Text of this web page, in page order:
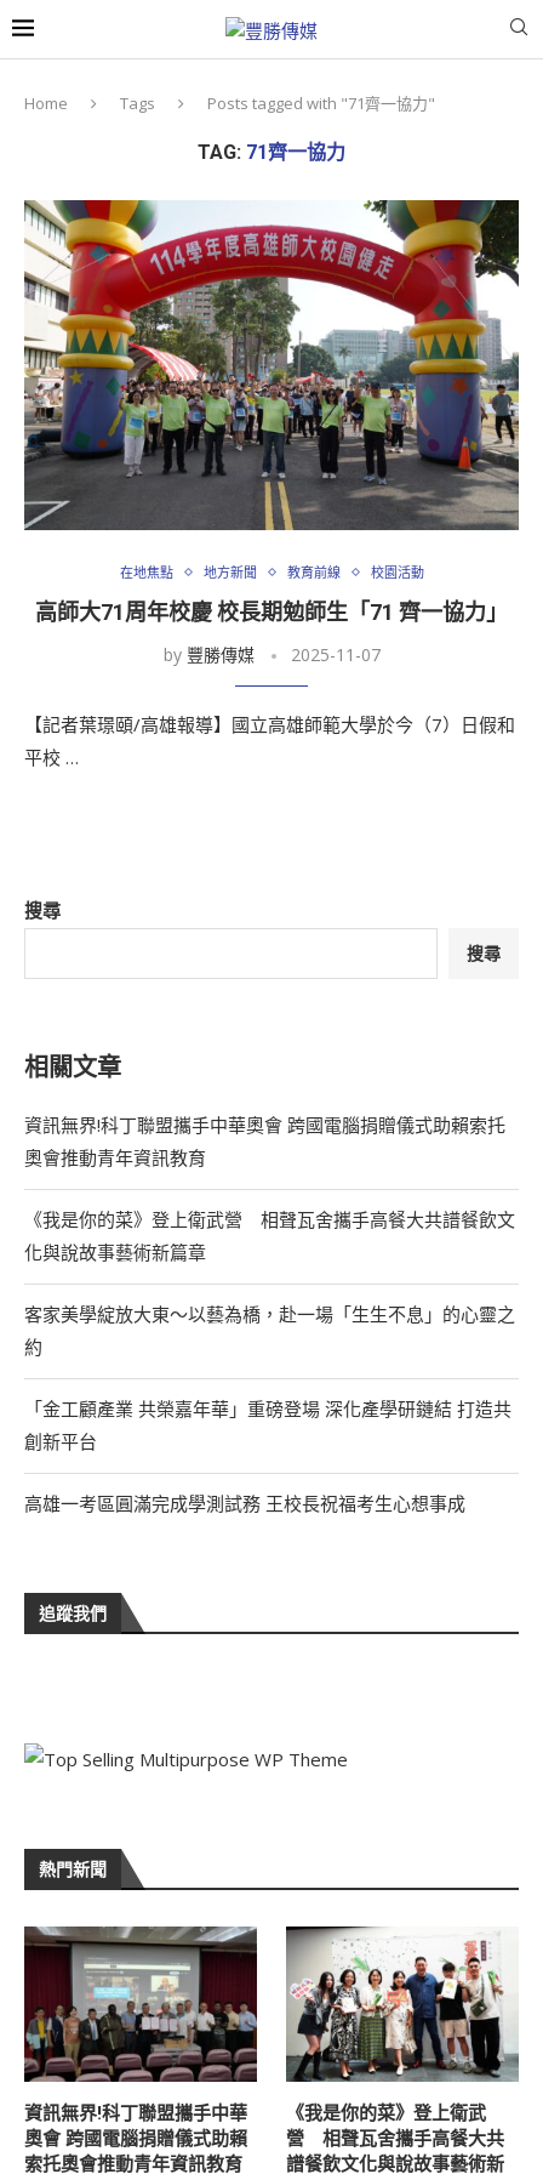
Home Tags Posts tagged with "71齊一協力"
TAG: 71齊一協力
在地焦點 地方新聞 教育前線 校園活動
高師大71周年校慶 校長期勉師生「71 齊一協力」
by 豐勝傳媒 2025-11-07
【記者葉璟頤/高雄報導】國立高雄師範大學於今（7）日假和
平校 …
搜尋
搜尋
相關文章
資訊無界!科丁聯盟攜手中華奧會 跨國電腦捐贈儀式助賴索托
奧會推動青年資訊教育
《我是你的菜》登上衛武營 相聲瓦舍攜手高餐大共譜餐飲文
化與說故事藝術新篇章
客家美學綻放大東～以藝為橋，赴一場「生生不息」的心靈之
約
「金工顧產業 共榮嘉年華」重磅登場 深化產學研鏈結 打造共
創新平台
高雄一考區圓滿完成學測試務 王校長祝福考生心想事成
追蹤我們
熱門新聞
資訊無界!科丁聯盟攜手中華
奧會 跨國電腦捐贈儀式助賴
索托奧會推動青年資訊教育
《我是你的菜》登上衛武
營 相聲瓦舍攜手高餐大共
譜餐飲文化與說故事藝術新